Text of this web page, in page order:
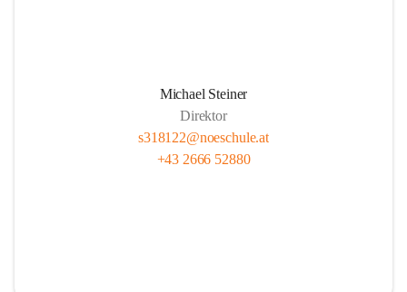
Michael Steiner
Direktor
s318122@noeschule.at
+43 2666 52880